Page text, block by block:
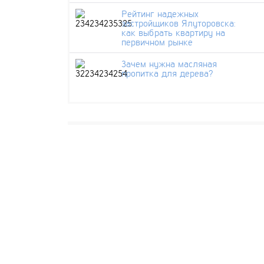
Рейтинг надежных
застройщиков Ялуторовска:
как выбрать квартиру на
первичном рынке
Зачем нужна масляная
пропитка для дерева?